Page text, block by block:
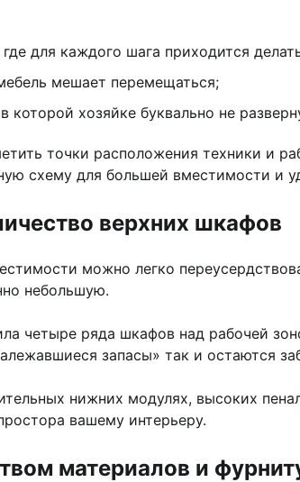
для каждого шага приходится
мешает перемещаться;
которой хозяйке буквально не
точки расположения техники и
схему для большей вместимости и
верхних шкафов
можно легко
небольшую.
четыре ряда шкафов над рабочей
запасы» так и остаются
нижних модулях, высоких
вашему интерьеру.
материалов и